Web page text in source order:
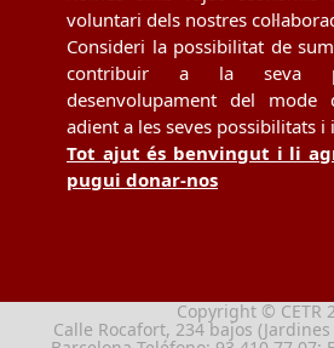
voluntari dels nostres
Consideri la possibilitat de
contribuir a la seva
desenvolupament del mode
adient a les seves possibilitats i
Tot ajut és benvingut i li
pugui donar-nos
Copyright © CETR
Calle Rocafort, 234 bajos